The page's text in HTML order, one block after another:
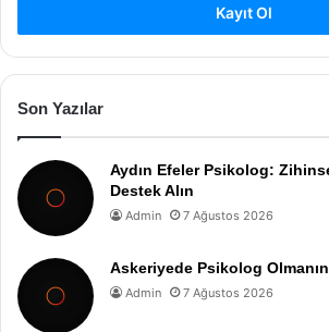
Kayıt Ol
Son Yazılar
Aydın Efeler Psikolog:
Destek Alın
Admin 7 Ağustos 2026
Askeriyede Psikolog
Admin 7 Ağustos 2026